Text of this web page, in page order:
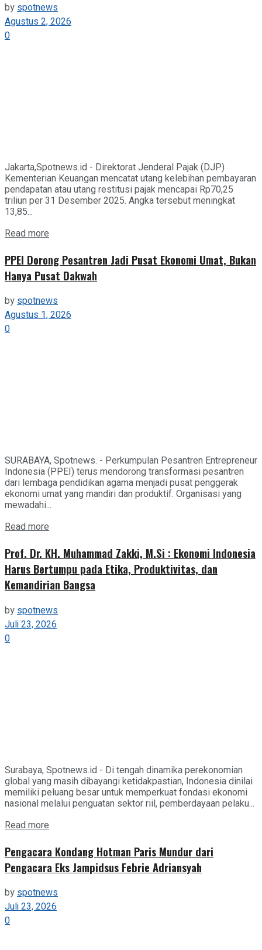
byspotnews
Agustus 2, 2026
0
Jakarta,Spotnews.id - Direktorat Jenderal Pajak (DJP)
Kementerian Keuangan mencatat utang kelebihan pembayaran
pendapatan atau utang restitusi pajak mencapai Rp70,25
triliun per 31 Desember 2025. Angka tersebut meningkat
13,85...
Read more
PPEI Dorong Pesantren Jadi Pusat Ekonomi Umat, Bukan
Hanya Pusat Dakwah
byspotnews
Agustus 1, 2026
0
SURABAYA, Spotnews. - Perkumpulan Pesantren Entrepreneur
Indonesia (PPEI) terus mendorong transformasi pesantren
dari lembaga pendidikan agama menjadi pusat penggerak
ekonomi umat yang mandiri dan produktif. Organisasi yang
mewadahi...
Read more
Prof. Dr. KH. Muhammad Zakki, M.Si : Ekonomi Indonesia
Harus Bertumpu pada Etika, Produktivitas, dan
Kemandirian Bangsa
byspotnews
Juli 23, 2026
0
Surabaya, Spotnews.id - Di tengah dinamika perekonomian
global yang masih dibayangi ketidakpastian, Indonesia dinilai
memiliki peluang besar untuk memperkuat fondasi ekonomi
nasional melalui penguatan sektor riil, pemberdayaan pelaku...
Read more
Pengacara Kondang Hotman Paris Mundur dari
Pengacara Eks Jampidsus Febrie Adriansyah
byspotnews
Juli 23, 2026
0